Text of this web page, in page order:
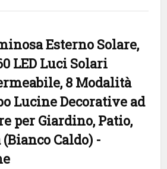
Esterno Solare,
LED Luci Solari
8 Modalità
Lucine Decorative ad
per Giardino, Patio,
Caldo) -